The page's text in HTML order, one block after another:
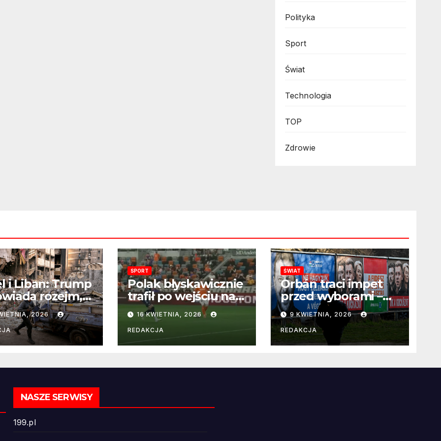
Polityka
Sport
Świat
Technologia
TOP
Zdrowie
i Liban: Trump
rozejm,
wojny
odległa
2026
SPORT
Polak błyskawicznie
trafił po wejściu na
boisko – gol już po
22 sekundach!
16 KWIETNIA, 2026
REDAKCJA
ŚWIAT
Orbán traci impet
przed wyborami –
węgierska
propaganda
przestaje
przekonywać
9 KWIETNIA, 2026
REDAKCJA
NASZE SERWISY
199.pl